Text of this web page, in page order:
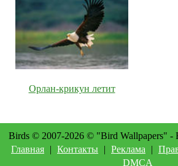
Орлан-крикун летит
Birds © 2007-2026 © "Bird Wallpapers" -
Главная | Контакты | Реклама |
DMCA